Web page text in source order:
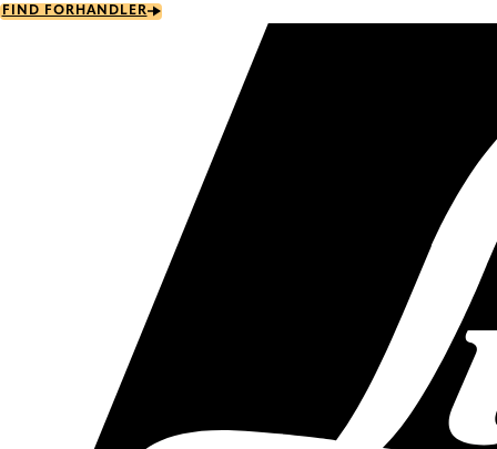
Skip
FIND FORHANDLER